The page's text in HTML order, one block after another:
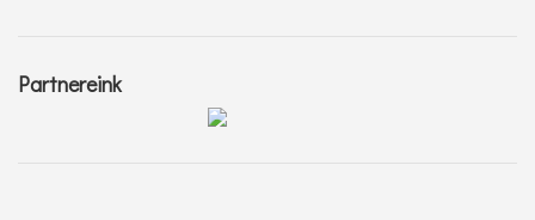
Partnereink